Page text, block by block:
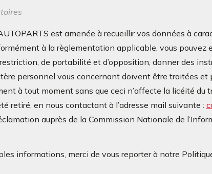
est amenée à recueillir vos données à
à la règlementation applicable, vous pouvez
de portabilité et d’opposition, donner des
personnel vous concernant doivent être traitées
à tout moment sans que ceci n’affecte la licéité
retiré, en nous contactant à l’adresse mail suivante :
auprès de la Commission Nationale de
informations, merci de vous reporter à notre